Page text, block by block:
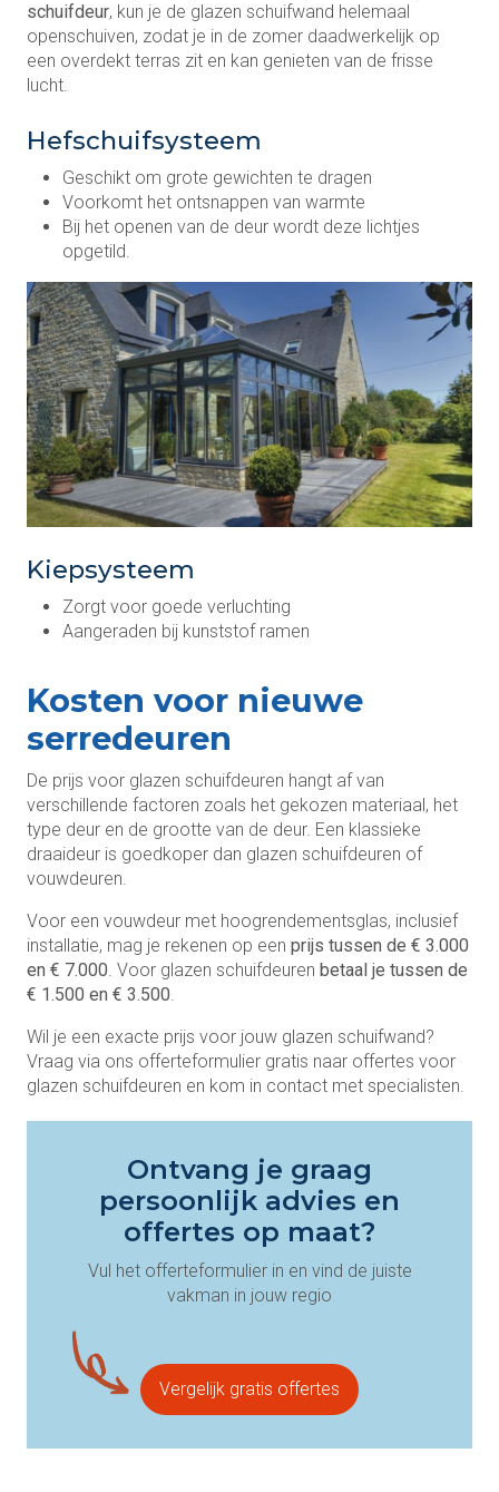
schuifdeur, kun je de glazen schuifwand helemaal
openschuiven, zodat je in de zomer daadwerkelijk op
een overdekt terras zit en kan genieten van de frisse
lucht.
Hefschuifsysteem
Geschikt om grote gewichten te dragen
Voorkomt het ontsnappen van warmte
Bij het openen van de deur wordt deze lichtjes
opgetild.
Kiepsysteem
Zorgt voor goede verluchting
Aangeraden bij kunststof ramen
Kosten voor nieuwe
serredeuren
De prijs voor glazen schuifdeuren hangt af van
verschillende factoren zoals het gekozen materiaal, het
type deur en de grootte van de deur. Een klassieke
draaideur is goedkoper dan glazen schuifdeuren of
vouwdeuren.
Voor een vouwdeur met hoogrendementsglas, inclusief
installatie, mag je rekenen op een prijs tussen de € 3.000
en € 7.000. Voor glazen schuifdeuren betaal je tussen de
€ 1.500 en € 3.500.
Wil je een exacte prijs voor jouw glazen schuifwand?
Vraag via ons offerteformulier gratis naar offertes voor
glazen schuifdeuren en kom in contact met specialisten.
Ontvang je graag
persoonlijk advies en
offertes op maat?
Vul het offerteformulier in en vind de juiste
vakman in jouw regio
Vergelijk gratis offertes